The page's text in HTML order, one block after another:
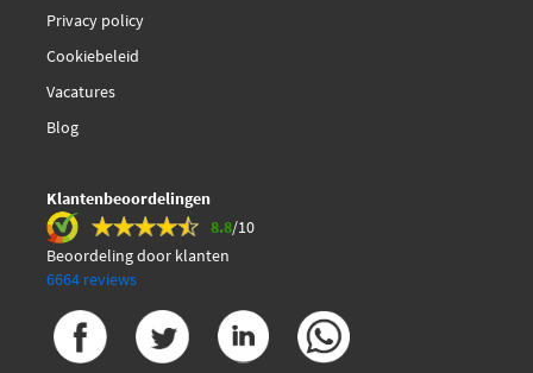
Valeo Compact 254038
Privacy policy
Cookiebeleid
Vacatures
Blog
Klantenbeoordelingen
8.8/10
Beoordeling door klanten
6664 reviews